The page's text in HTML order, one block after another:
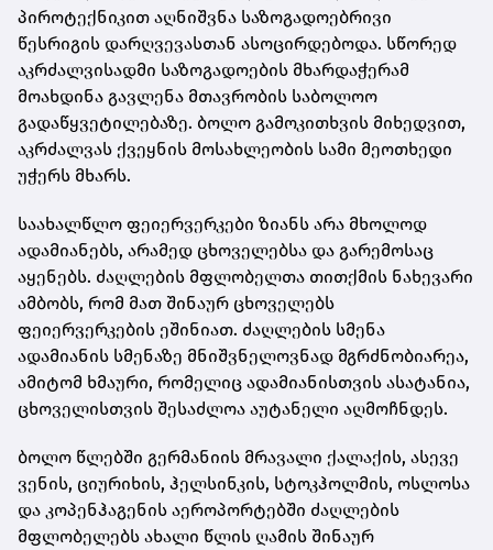
პიროტექნიკით აღნიშვნა საზოგადოებრივი
წესრიგის დარღვევასთან ასოცირდებოდა. სწორედ
აკრძალვისადმი საზოგადოების მხარდაჭერამ
მოახდინა გავლენა მთავრობის საბოლოო
გადაწყვეტილებაზე. ბოლო გამოკითხვის მიხედვით,
აკრძალვას ქვეყნის მოსახლეობის სამი მეოთხედი
უჭერს მხარს.
საახალწლო ფეიერვერკები ზიანს არა მხოლოდ
ადამიანებს, არამედ ცხოველებსა და გარემოსაც
აყენებს. ძაღლების მფლობელთა თითქმის ნახევარი
ამბობს, რომ მათ შინაურ ცხოველებს
ფეიერვერკების ეშინიათ. ძაღლების სმენა
ადამიანის სმენაზე მნიშვნელოვნად მგრძნობიარეა,
ამიტომ ხმაური, რომელიც ადამიანისთვის ასატანია,
ცხოველისთვის შესაძლოა აუტანელი აღმოჩნდეს.
ბოლო წლებში გერმანიის მრავალი ქალაქის, ასევე
ვენის, ციურიხის, ჰელსინკის, სტოკჰოლმის, ოსლოსა
და კოპენჰაგენის აეროპორტებში ძაღლების
მფლობელებს ახალი წლის ღამის შინაურ